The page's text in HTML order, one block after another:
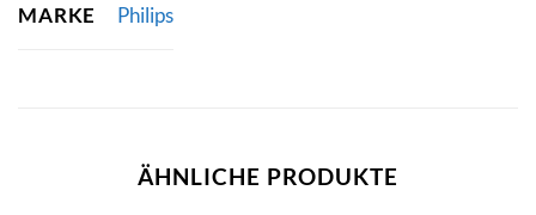
MARKE Philips
ÄHNLICHE PRODUKTE